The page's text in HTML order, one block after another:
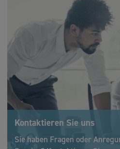
Kontaktieren Sie uns
Sie haben Fragen oder